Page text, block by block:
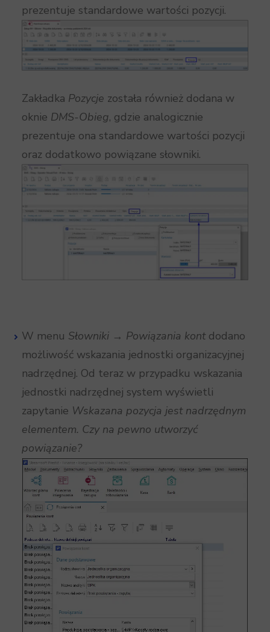
prezentuje standardowe wartości pozycji.
Zakładka Pozycje została również dodana w
oknie DMS-Obieg, gdzie analogicznie
prezentuje ona standardowe wartości pozycji
oraz dodatkowo powiązane słowniki.
W menu Słowniki → Powiązania kontdodano
możliwość wskazania jednostki organizacyjnej
nadrzędnej. Od teraz w przypadku wskazania
jednostki nadrzędnej system wyświetli
zapytanie Wskazana pozycja jest nadrzędnym
elementem. Czy na pewno utworzyć
powiązanie?